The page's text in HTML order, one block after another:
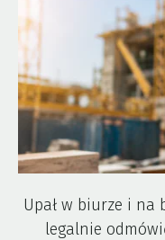
Upał w biurze i na
legalnie